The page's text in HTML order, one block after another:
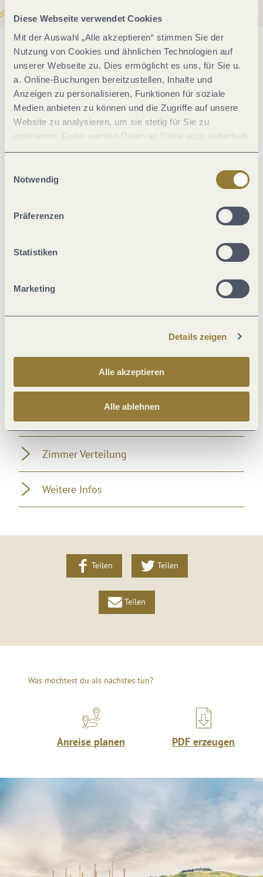
Diese Webseite verwendet Cookies
Mit der Auswahl „Alle akzeptieren“ stimmen Sie der
Nutzung von Cookies und ähnlichen Technologien auf
unserer Webseite zu. Dies ermöglicht es uns, für Sie u.
a. Online-Buchungen bereitzustellen, Inhalte und
Anzeigen zu personalisieren, Funktionen für soziale
Medien anbieten zu können und die Zugriffe auf unsere
Website zu analysieren, um sie stetig für Sie zu
optimieren. Dabei werden Daten an Dritte auch außerhalb
der Europäischen Union weitergegeben und dort
jederzeit widerrufen werden. Mit der Auswahl "Alle
ablehnen" kann es zu Beeinträchtigungen in der Nutzung
Notwendig
Präferenzen
Statistiken
Marketing
Details zeigen
Alle akzeptieren
Alle ablehnen
Allgemeine Informationen
Einrichtungen Betrieb
Fremdsprachen
Einrichtungen Bauernhof
Zahlungsarten
Zimmer Verteilung
Weitere Infos
Teilen Teilen
Teilen
Was möchtest du als nächstes tun?
Anreise planen PDF erzeugen